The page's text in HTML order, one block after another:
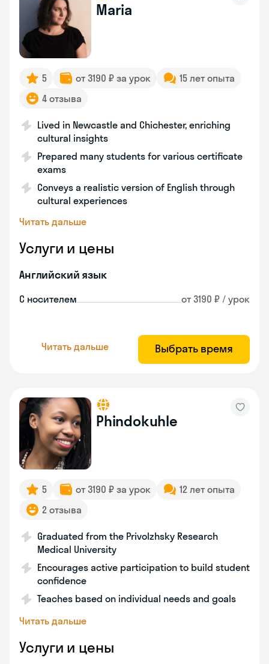
Maria
5 от 3190 ₽ за урок
15 лет опыта
4 отзыва
Lived in Newcastle and Chichester, enriching
cultural insights
Prepared many students for various certificate
exams
Conveys a realistic version of English through
cultural experiences
Читать дальше
Услуги и цены
Английский язык
С носителем от 3190 ₽ / урок
Читать дальше Выбрать время
Phindokuhle
5 от 3190 ₽ за урок
12 лет опыта
2 отзыва
Graduated from the Privolzhsky Research
Medical University
Encourages active participation to build student
confidence
Teaches based on individual needs and goals
Читать дальше
Услуги и цены